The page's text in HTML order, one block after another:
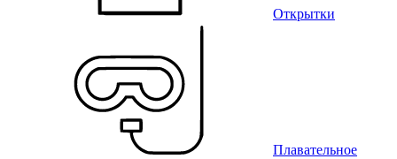
Открытки
Плавательное